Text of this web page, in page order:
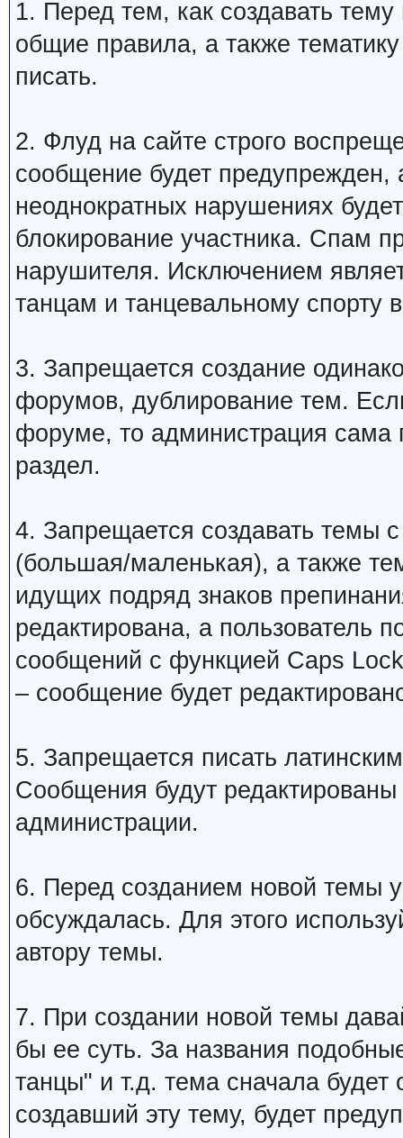
1. Перед тем, как создавать
общие правила, а также
писать.
2. Флуд на сайте строго
сообщение будет
неоднократных нарушениях
блокирование участника. Спам
нарушителя. Исключением
танцам и танцевальному спорту
3. Запрещается создание
форумов, дублирование тем.
форуме, то администрация сама
раздел.
4. Запрещается создавать темы
(большая/маленькая), а также
идущих подряд знаков
редактирована, а пользователь
сообщений с функцией Caps
– сообщение будет
5. Запрещается писать
Сообщения будут
администрации.
6. Перед созданием новой темы
обсуждалась. Для этого
автору темы.
7. При создании новой темы
бы ее суть. За названия
танцы" и т.д. тема сначала будет
создавший эту тему, будет